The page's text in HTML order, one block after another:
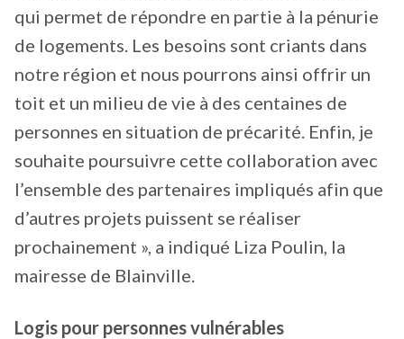
qui permet de répondre en partie à la pénurie
de logements. Les besoins sont criants dans
notre région et nous pourrons ainsi offrir un
toit et un milieu de vie à des centaines de
personnes en situation de précarité. Enfin, je
souhaite poursuivre cette collaboration avec
l’ensemble des partenaires impliqués afin que
d’autres projets puissent se réaliser
prochainement », a indiqué Liza Poulin, la
mairesse de Blainville.
Logis pour personnes vulnérables